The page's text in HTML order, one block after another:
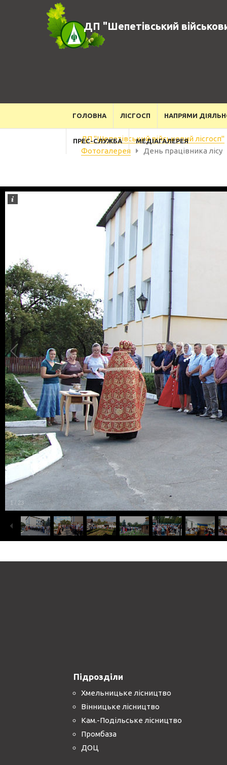
ДП "Шепетівський
ГОЛОВНА ЛІСГОСП НАПРЯМИ
ПРЕС-СЛУЖБА МЕДІАГАЛЕРЕЯ
ДП "Шепетівський військовий лісгосп"
Фотогалерея
День працівника лісу
1 / 23
Підрозділи
Хмельницьке лісництво
Вінницьке лісництво
Кам.-Подільське лісництво
Промбаза
ДОЦ